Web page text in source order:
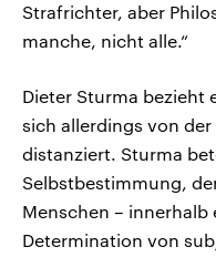
Strafrichter, aber
manche, nicht alle.“
Dieter Sturma bezieht
sich allerdings von
distanziert. Sturma
Selbstbestimmung,
Menschen – innerhalb
Determination von